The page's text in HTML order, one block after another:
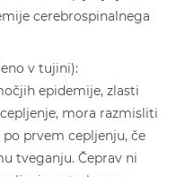
cerebrospinalnega
v tujini):
epidemije, zlasti
mora razmisliti
prvem cepljenju, če
tveganju. Čeprav ni